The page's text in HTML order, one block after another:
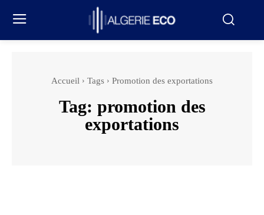
Accueil Tags Promotion des exportations
Tag: promotion des
exportations